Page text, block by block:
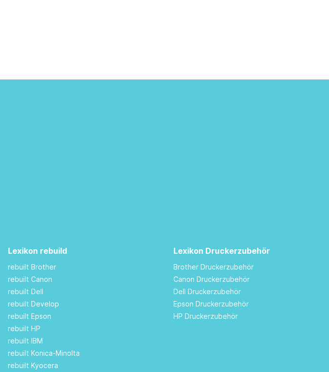
Lexikon rebuild
rebuilt Brother
rebuilt Canon
rebuilt Dell
rebuilt Develop
rebuilt Epson
rebuilt HP
rebuilt IBM
rebuilt Konica-Minolta
rebuilt Kyocera
Lexikon Druckerzubehör
Brother Druckerzubehör
Canon Druckerzubehör
Dell Druckerzubehör
Epson Druckerzubehör
HP Druckerzubehör